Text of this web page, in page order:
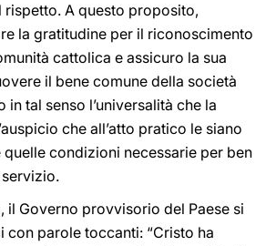
rispetto. A questo proposito,
la gratitudine per il riconoscimento
cattolica e assicuro la sua
il bene comune della società
in tal senso l’universalità che la
che all’atto pratico le siano
condizioni necessarie per ben
il Governo provvisorio del Paese si
con parole toccanti: “Cristo ha